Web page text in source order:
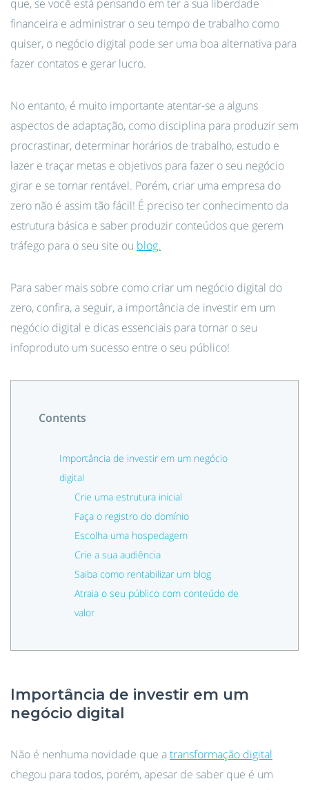
que, se você está pensando em ter a sua liberdade
financeira e administrar o seu tempo de trabalho como
quiser, o negócio digital pode ser uma boa alternativa para
fazer contatos e gerar lucro.
No entanto, é muito importante atentar-se a alguns
aspectos de adaptação, como disciplina para produzir sem
procrastinar, determinar horários de trabalho, estudo e
lazer e traçar metas e objetivos para fazer o seu negócio
girar e se tornar rentável. Porém, criar uma empresa do
zero não é assim tão fácil! É preciso ter conhecimento da
estrutura básica e saber produzir conteúdos que gerem
tráfego para o seu site ou blog.
Para saber mais sobre como criar um negócio digital do
zero, confira, a seguir, a importância de investir em um
negócio digital e dicas essenciais para tornar o seu
infoproduto um sucesso entre o seu público!
Contents
Importância de investir em um negócio
digital
Crie uma estrutura inicial
Faça o registro do domínio
Escolha uma hospedagem
Crie a sua audiência
Saiba como rentabilizar um blog
Atraia o seu público com conteúdo de
valor
Importância de investir em um
negócio digital
Não é nenhuma novidade que a transformação digital
chegou para todos, porém, apesar de saber que é um